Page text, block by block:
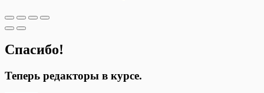
Спасибо!
Теперь редакторы в курсе.